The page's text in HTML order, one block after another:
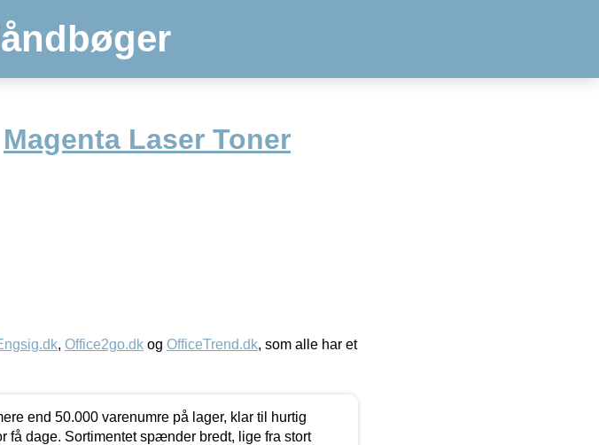
Magenta Laser Toner
, Office2go.dk og OfficeTrend.dk, som alle har et
end 50.000 varenumre på lager, klar til hurtig
få dage. Sortimentet spænder bredt, lige fra stort